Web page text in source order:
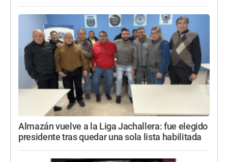
Almazán vuelve a la Liga Jachallera: fue elegido
presidente tras quedar una sola lista habilitada